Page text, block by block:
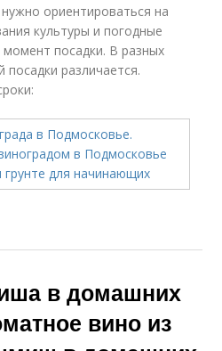
ориентироваться на
культуры и погодные
посадки. В разных
посадки различается.
в домашних
вино из